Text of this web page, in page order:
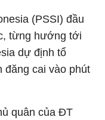
(PSSI) đầu
từng hướng tới
dự định tổ
đăng cai vào phút
quân của ĐT